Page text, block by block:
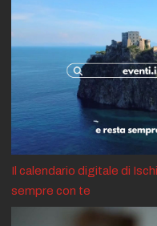
Il calendario digitale di
sempre con te